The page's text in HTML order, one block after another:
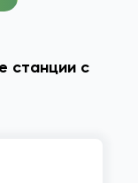
станции с